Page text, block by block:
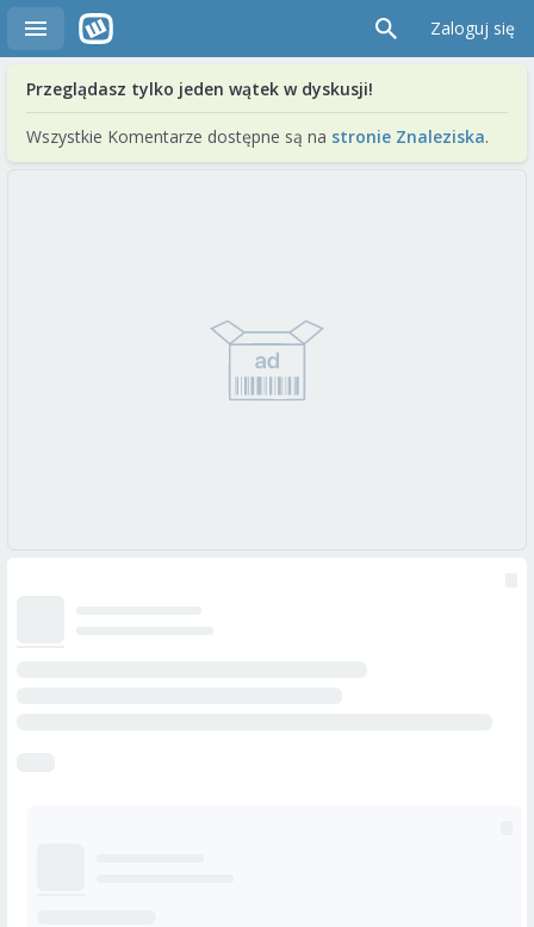
Zaloguj się
Przeglądasz tylko jeden wątek w dyskusji!
Wszystkie Komentarze dostępne są na stronie Znaleziska.